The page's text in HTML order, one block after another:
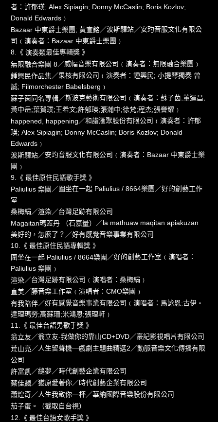
者：許郁瑛; Alex Sipiagin; Donny McCaslin; Boris Kozlov;
Donald Edwards﹚
Bazaar 中東爵士樂團; 黃宣銘／波斯驛站／安玓音服文化有限公
司﹙演奏者：Bazaar 中東爵士樂團﹚
8.《演奏類最佳專輯獎 》
無限融合樂團 8／威幅音樂有限公司﹙演奏者：無限融合樂團﹚
鍾興民作品集／果核有限公司﹙演奏者：鍾興民; 小提琴獨奏 曾
誠; Filmorchester Babelsberg﹚
蘇子茵同名專輯／斯波克藝術有限公司﹙演奏者：蘇子茵;董運昌;
黃中岳;葉賀璞;王希文;許郁瑛;張瀚中;徐梵;程杰;張譽耀﹚
happened, happening／和諧滙聚股份有限公司﹙演奏者：許郁
瑛; Alex Sipiagin; Donny McCaslin; Boris Kozlov; Donald
Edwards﹚
波斯驛站／安玓音服文化有限公司﹙演奏者：Bazaar 中東爵士樂
團﹚
9.《 最佳原住民語歌手獎 》
Paliulius 樂團 ／圍坐在一起 Paliulius / 8664樂團／好的創藝工作
室
桑梅絹 ／渲染／台灣足跡有限公司
Magaitan瑪蓋丹 （石嘉量） ／la mathuaw maqitan apiakuzan
美好的，怎麼了？／好有感覺音樂事業有限公司
10.《 最佳原住民語專輯獎 》
圍坐在一起 Paliulius / 8664樂團 ／好的創藝工作室﹙演唱者：
Paliulius 樂團﹚
渲染／台灣足跡有限公司﹙演唱者：桑梅絹﹚
直美／藤音樂工作室﹙演唱者：CMO樂團﹚
有我陪伴／好有感覺音樂事業有限公司﹙演唱者：馬詠恩;古伊‧
達理瑪勞;高蘇珊;米鴻恩;張理軒﹚
11.《 最佳台語男歌手獎 》
翁立友／翁立友-我做你的靠山CD+DVD／豪記影視唱片有限公司
荒山亮／人生留聲機—戲劇主題曲精選2／動脈音樂文化傳播有限
公司
許富凱／縫夢／時代創藝企業有限公司
蔡佳麟／猶原愛著你／時代創藝企業有限公司
蕭煌奇／人生我敬你一杯／華納國際音樂股份有限公司
茄子蛋。（截取自台視）
12.《 最佳台語女歌手獎 》